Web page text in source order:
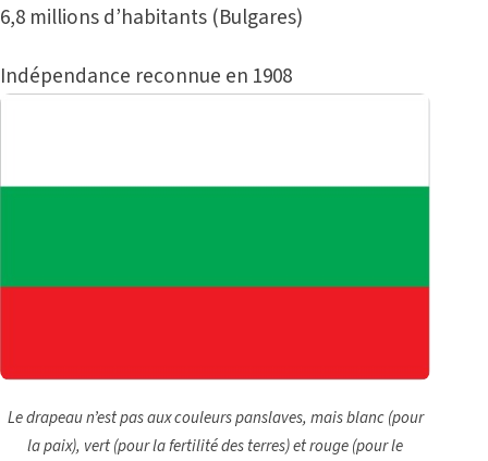
6,8 millions d’habitants (Bulgares)
Indépendance reconnue en 1908
Le drapeau n’est pas aux couleurs panslaves, mais blanc (pour
la paix), vert (pour la fertilité des terres) et rouge (pour le